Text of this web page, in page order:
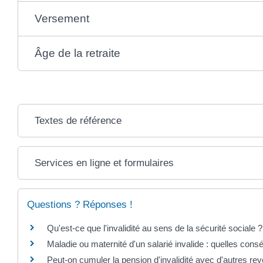
Versement
Âge de la retraite
Textes de référence
Services en ligne et formulaires
Questions ? Réponses !
Qu'est-ce que l'invalidité au sens de la sécurité sociale ?
Maladie ou maternité d'un salarié invalide : quelles
Peut-on cumuler la pension d'invalidité avec d'autres